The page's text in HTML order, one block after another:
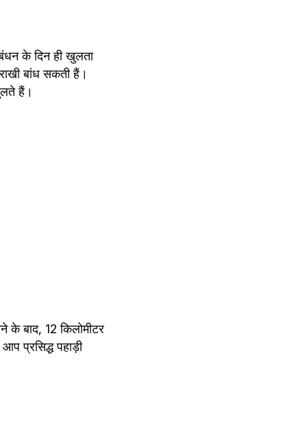
के दिन ही खुलता
बांध सकती हैं।
हैं।
के बाद, 12 किलोमीटर
प्रसिद्ध पहाड़ी